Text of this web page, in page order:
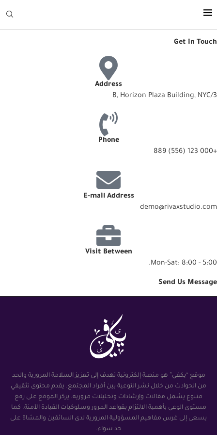
Get in Touch
Address
3/B, Horizon Plaza Building, NYC
Phone
+000 123 (556) 889
E-mail Address
demo@rivaxstudio.com
Visit Between
Mon-Sat: 8:00 - 5:00.
Send Us Message
موقع “يكفي” هو منصة إلكترونية تهدف إلى تعزيز السلامة المرورية والحد
من الحوادث من خلال نشر التوعية بين أفراد المجتمع. يقدم محتوى تثقيفي
متنوع يشمل مقالات وإرشادات وتحليلات مرورية. يركز الموقع على رفع
مستوى الوعي بأهمية الالتزام بقواعد المرور وسلوكيات القيادة الآمنة. كما
يسعى إلى غرس مفاهيم المسؤولية المرورية لدى السائقين والمشاة على
حد سواء.